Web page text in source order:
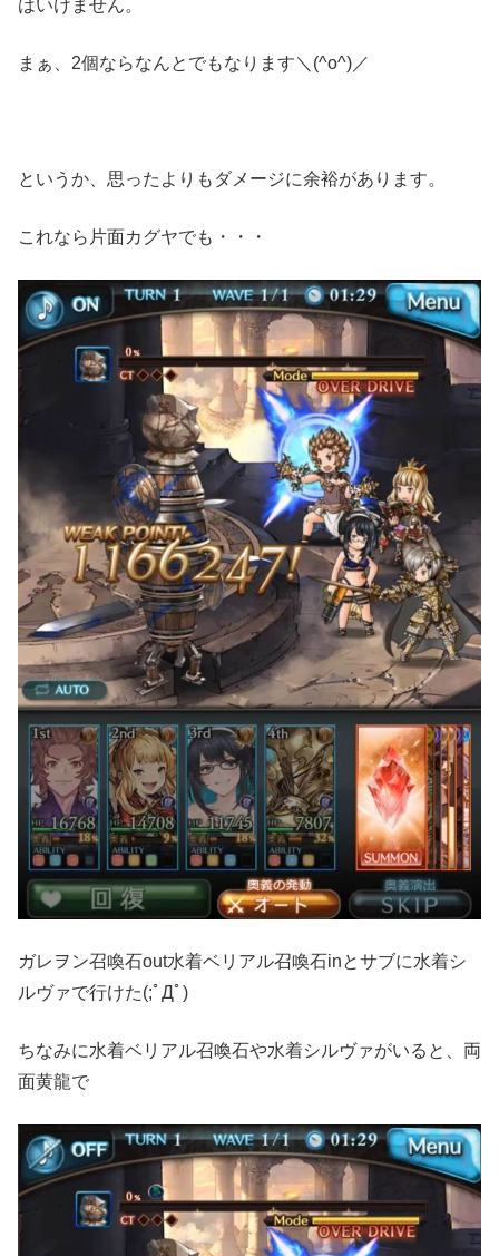
はいけません。
まぁ、2個ならなんとでもなります＼(^o^)／
というか、思ったよりもダメージに余裕があります。
これなら片面カグヤでも・・・
ガレヲン召喚石out水着ベリアル召喚石inとサブに水着シ
ルヴァで行けた(;ﾟДﾟ)
ちなみに水着ベリアル召喚石や水着シルヴァがいると
、両
面黄龍で